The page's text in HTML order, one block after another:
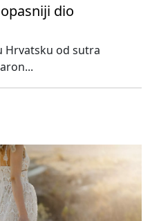
dio
Hrvatsku od sutra